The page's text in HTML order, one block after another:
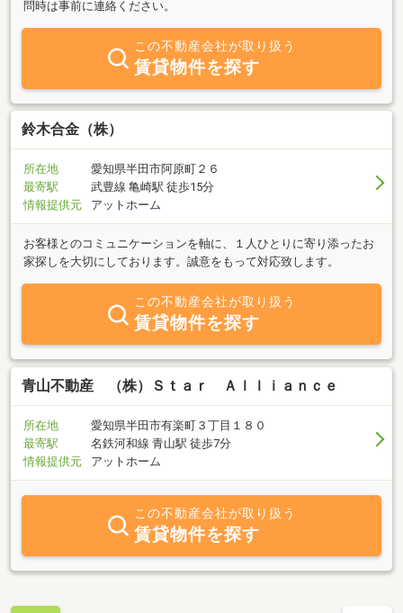
問時は事前に連絡ください。
この不動産会社が取り扱う
賃貸物件を探す
鈴木合金（株）
所在地
愛知県半田市阿原町２６
最寄駅
武豊線 亀崎駅 徒歩15分
情報提供元
アットホーム
お客様とのコミュニケーションを軸に、１人ひとりに寄り添ったお
家探しを大切にしております。誠意をもって対応致します。
この不動産会社が取り扱う
賃貸物件を探す
青山不動産 （株）Ｓｔａｒ Ａｌｌｉａｎｃｅ
所在地
愛知県半田市有楽町３丁目１８０
最寄駅
名鉄河和線 青山駅 徒歩7分
情報提供元
アットホーム
この不動産会社が取り扱う
賃貸物件を探す